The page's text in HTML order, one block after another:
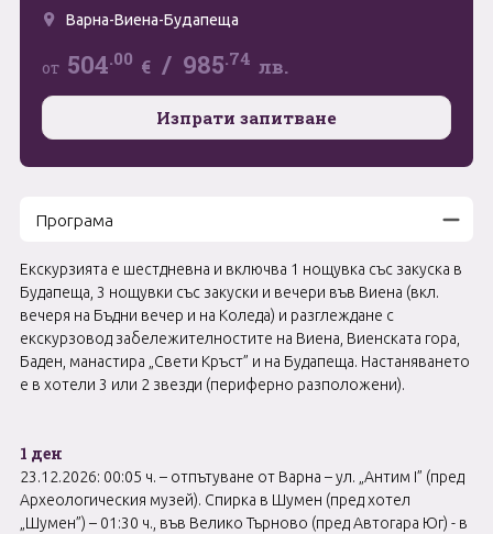
Ноември
Декември
Варна-Виена-Будапеща
от 504.00 € / 985.74 лв.
Изпрати запитване
Програма
Екскурзията е шестдневна и включва 1 нощувка със закуска в
Будапеща, 3 нощувки със закуски и вечери във Виена (вкл.
вечеря на Бъдни вечер и на Коледа) и разглеждане с
екскурзовод забележителностите на Виена, Виенската гора,
Баден, манастира „Свети Кръст” и на Будапеща. Настаняването
е в хотели 3 или 2 звезди (периферно разположени).
1 ден
23.12.2026: 00:05 ч. – отпътуване от Варна – ул. „Антим I” (пред
Археологическия музей). Спирка в Шумен (пред хотел
„Шумен”) – 01:30 ч., във Велико Търново (пред Автогара Юг) - в